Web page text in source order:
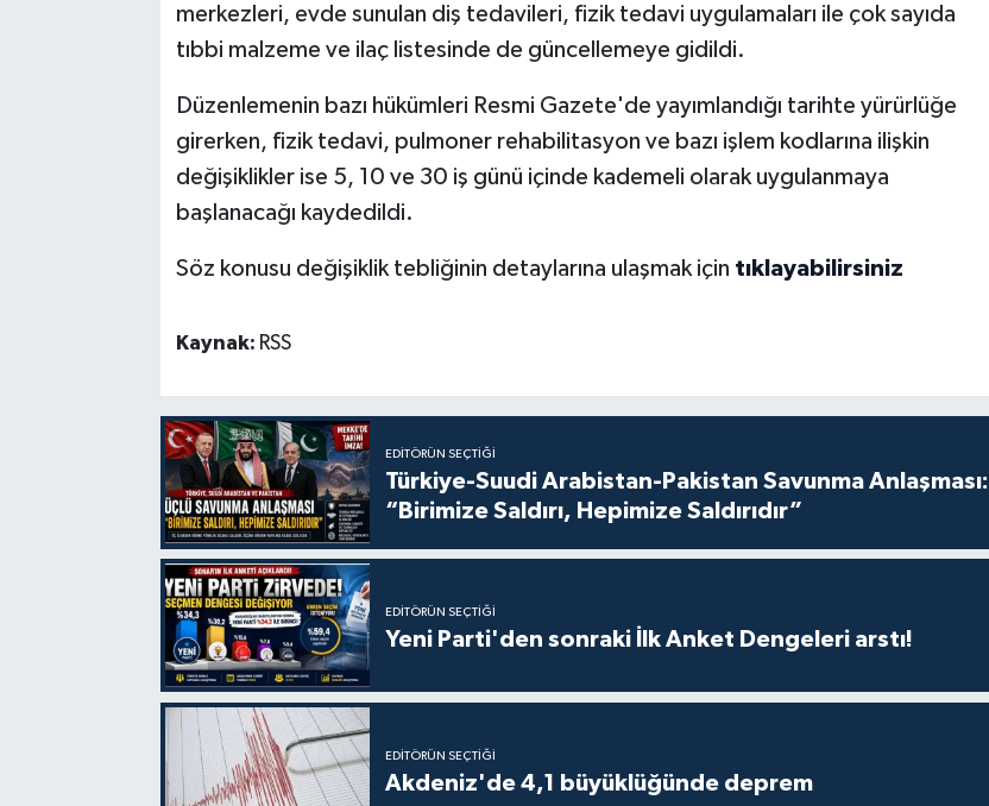
merkezleri, evde sunulan diş tedavileri, fizik tedavi uygulamaları ile çok sayıda
tıbbi malzeme ve ilaç listesinde de güncellemeye gidildi.
Düzenlemenin bazı hükümleri Resmi Gazete'de yayımlandığı tarihte yürürlüğe
girerken, fizik tedavi, pulmoner rehabilitasyon ve bazı işlem kodlarına ilişkin
değişiklikler ise 5, 10 ve 30 iş günü içinde kademeli olarak uygulanmaya
başlanacağı kaydedildi.
Söz konusu değişiklik tebliğinin detaylarına ulaşmak için tıklayabilirsiniz
Kaynak: RSS
EDITÖRÜN SEÇTIĞI
Türkiye-Suudi Arabistan-Pakistan Savunma Anlaşması:
“Birimize Saldırı, Hepimize Saldırıdır”
EDITÖRÜN SEÇTIĞI
Yeni Parti'den sonraki İlk Anket Dengeleri arstı!
EDITÖRÜN SEÇTIĞI
Akdeniz'de 4,1 büyüklüğünde deprem